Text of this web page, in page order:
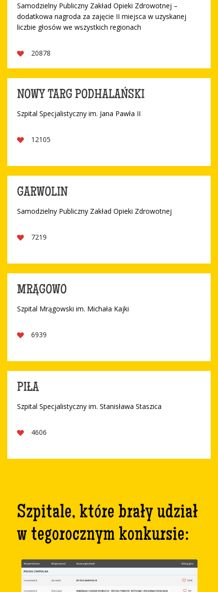
Samodzielny Publiczny Zakład Opieki Zdrowotnej –
dodatkowa nagroda za zajęcie II miejsca w uzyskanej
liczbie głosów we wszystkich regionach
20878
NOWY TARG PODHALAŃSKI
Szpital Specjalistyczny im. Jana Pawła II
12105
GARWOLIN
Samodzielny Publiczny Zakład Opieki Zdrowotnej
7219
MRĄGOWO
Szpital Mrągowski im. Michała Kajki
6939
PIŁA
Szpital Specjalistyczny im. Stanisława Staszica
4606
Szpitale, które brały udział
w tegorocznym konkursie: